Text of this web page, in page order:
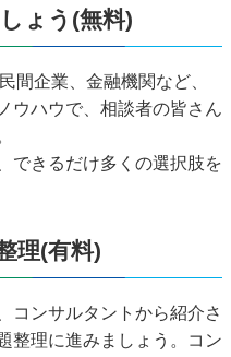
ょう(無料)
間企業、金融機関など、
ウハウで、相談者の皆さん
できるだけ多くの選択肢を
理(有料)
コンサルタントから紹介さ
整理に進みましょう。コン